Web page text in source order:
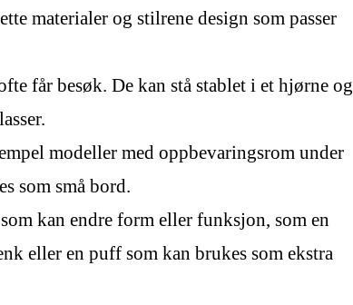
materialer og stilrene design som passer
får besøk. De kan stå stablet i et hjørne og
modeller med oppbevaringsrom under
som små bord.
kan endre form eller funksjon, som en
eller en puff som kan brukes som ekstra